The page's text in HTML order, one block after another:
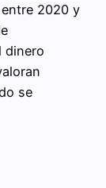
2020 y
dinero
se